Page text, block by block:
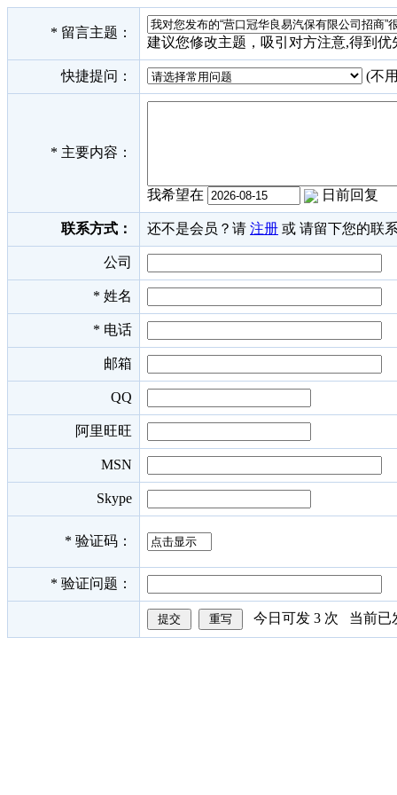
* 留言主题：
建议您修改主题，吸引对方注意,得到优
快捷提问： (不
* 主要内容：
我希望在 日前回复
联系方式： 还不是会员？请 注册 或 请留下您的联
公司
* 姓名
* 电话
邮箱
QQ
阿里旺旺
MSN
Skype
* 验证码：
* 验证问题：
今日可发 3 次 当前已